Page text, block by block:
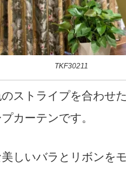
TKF30211
ストライプを合わせ
カーテンです。
しいバラとリボンを